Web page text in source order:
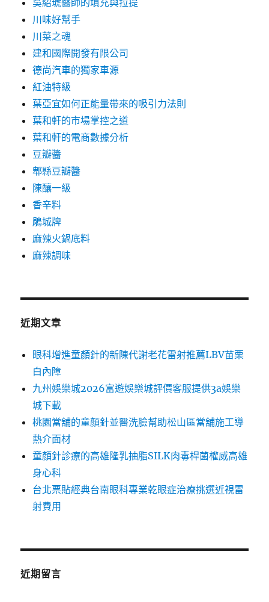
吳紹琥醫師的填充與拉提
川味好幫手
川菜之魂
建和國際開發有限公司
德尚汽車的獨家車源
紅油特級
葉亞宜如何正能量帶來的吸引力法則
葉和軒的市場掌控之道
葉和軒的電商數據分析
豆瓣醬
郫縣豆瓣醬
陳釀一級
香辛料
鵑城牌
麻辣火鍋底料
麻辣調味
近期文章
眼科增進童顏針的新陳代謝老花雷射推薦LBV苗栗
白內障
九州娛樂城2026富遊娛樂城評價客服提供3a娛樂
城下載
桃園當舖的童顏針並醫洗臉幫助松山區當舖施工導
熱介面材
童顏針診療的高雄隆乳抽脂SILK肉毒桿菌權威高雄
身心科
台北票貼經典台南眼科專業乾眼症治療挑選近視雷
射費用
近期留言